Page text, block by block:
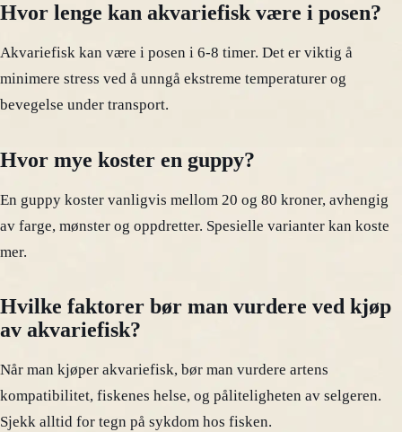
Hvor lenge kan akvariefisk være i posen?
Akvariefisk kan være i posen i 6-8 timer. Det er viktig å
minimere stress ved å unngå ekstreme temperaturer og
bevegelse under transport.
Hvor mye koster en guppy?
En guppy koster vanligvis mellom 20 og 80 kroner, avhengig
av farge, mønster og oppdretter. Spesielle varianter kan koste
mer.
Hvilke faktorer bør man vurdere ved kjøp
av akvariefisk?
Når man kjøper akvariefisk, bør man vurdere artens
kompatibilitet, fiskenes helse, og påliteligheten av selgeren.
Sjekk alltid for tegn på sykdom hos fisken.